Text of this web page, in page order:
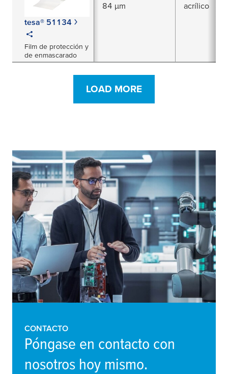
tesa® 51134
Film de protección y
de enmascarado
84 µm acrílico
LOAD MORE
CONTACTO
Póngase en contacto con
nosotros hoy mismo.